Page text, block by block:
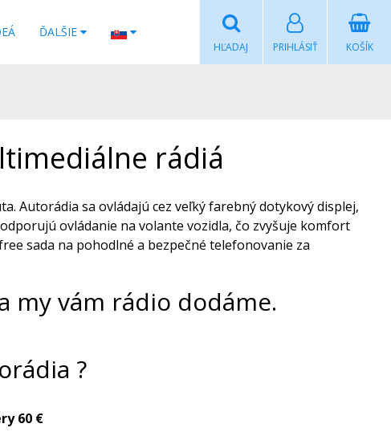
ĎALŠIE
KOŠÍK
PRIHLÁSIŤ
HĽADAJ
rádiá
Autorádia sa ovládajú cez veľký farebný dotykový displej,
ovládanie na volante vozidla, čo zvyšuje komfort
sada na pohodlné a bezpečné telefonovanie za
my vám rádio dodáme.
?
60 €